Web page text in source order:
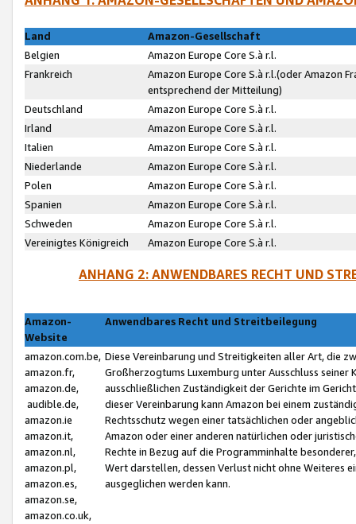
Land
Amazon-Gesellschaft
Belgien
Amazon Europe Core S.à r.l.
Frankreich
Amazon Europe Core S.à r.l.(oder Amazon
entsprechend der Mitteilung)
Deutschland
Amazon Europe Core S.à r.l.
Irland
Amazon Europe Core S.à r.l.
Italien
Amazon Europe Core S.à r.l.
Niederlande
Amazon Europe Core S.à r.l.
Polen
Amazon Europe Core S.à r.l.
Spanien
Amazon Europe Core S.à r.l.
Schweden
Amazon Europe Core S.à r.l.
Vereinigtes Königreich
Amazon Europe Core S.à r.l.
ANHANG 2: ANWENDBARES RECHT UND
Amazon-
Website
Anwendbares Recht und Streitbeilegung
amazon.com.be,
amazon.fr,
amazon.de,
audible.de,
amazon.ie
amazon.it,
amazon.nl,
amazon.pl,
amazon.es,
amazon.se,
amazon.co.uk,
Diese Vereinbarung und Streitigkeiten aller Art, die
Großherzogtums Luxemburg unter Ausschluss
ausschließlichen Zuständigkeit der Gerichte im
dieser Vereinbarung kann Amazon bei einem
Rechtsschutz wegen einer tatsächlichen oder
Amazon oder einer anderen natürlichen oder
Rechte in Bezug auf die Programminhalte
Wert darstellen, dessen Verlust nicht ohne Weiteres
ausgeglichen werden kann.